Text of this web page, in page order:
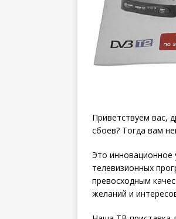
Приветствуем вас,
сбоев? Тогда вам
Это инновационное
телевизионных
превосходным
желаний и